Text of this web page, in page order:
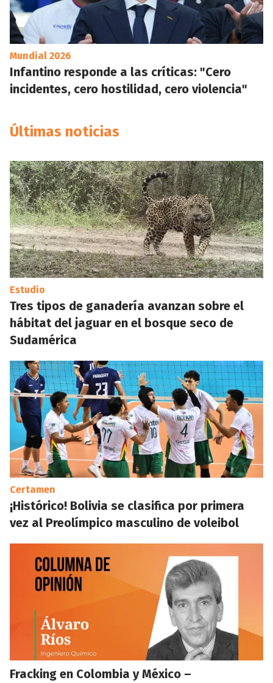
Mundial 2026
Infantino responde a las críticas: "Cero
incidentes, cero hostilidad, cero violencia"
Últimas noticias
Estudio
Tres tipos de ganadería avanzan sobre el
hábitat del jaguar en el bosque seco de
Sudamérica
Certamen
¡Histórico! Bolivia se clasifica por primera
vez al Preolímpico masculino de voleibol
Fracking en Colombia y México –